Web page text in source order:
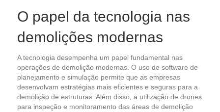
O papel da tecnologia nas
demolições modernas
A tecnologia desempenha um papel fundamental nas
operações de demolição modernas. O uso de software de
planejamento e simulação permite que as empresas
desenvolvam estratégias mais eficientes e seguras para a
demolição de estruturas. Além disso, a utilização de drones
para inspeção e monitoramento das áreas de demolição